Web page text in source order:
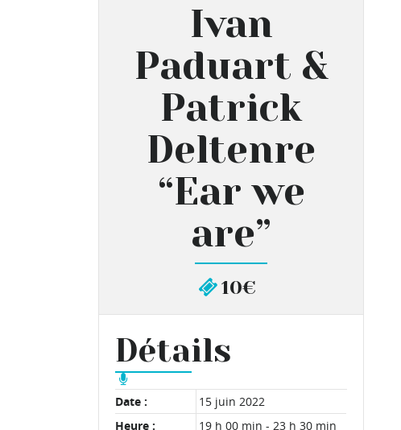
Ivan
Paduart &
Patrick
Deltenre
“Ear we
are”
10€
Détails
Date :
15 juin 2022
Heure :
19 h 00 min - 23 h 30 min